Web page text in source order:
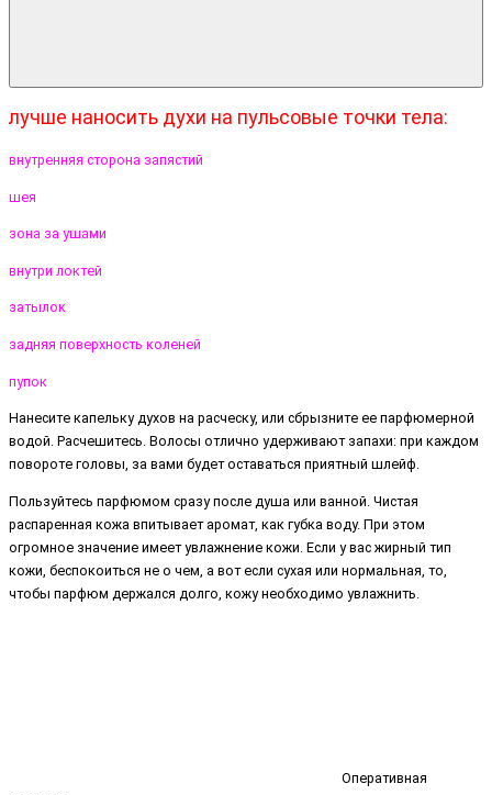
лучше наносить духи на пульсовые точки тела:
внутренняя сторона запястий
шея
зона за ушами
внутри локтей
затылок
задняя поверхность коленей
пупок
Нанесите капельку духов на расческу, или сбрызните ее парфюмерной
водой. Расчешитесь. Волосы отлично удерживают запахи: при каждом
повороте головы, за вами будет оставаться приятный шлейф.
Пользуйтесь парфюмом сразу после душа или ванной. Чистая
распаренная кожа впитывает аромат, как губка воду. При этом
огромное значение имеет увлажнение кожи. Если у вас жирный тип
кожи, беспокоиться не о чем, а вот если сухая или нормальная, то,
чтобы парфюм держался долго, кожу необходимо увлажнить.
Оперативная